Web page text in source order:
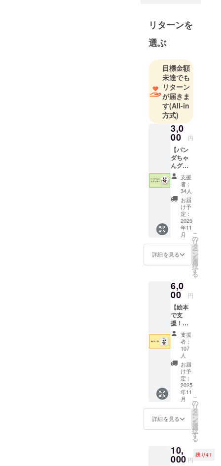
担う子ども
達にやさし
く地震を
ことを目的
とし活動し
ておりま
す。
この絵本
が、能登の
ことを思う
きっかけに
なることを
願っていま
す。
そして、あ
たたかい気
持ちが、ま
た次の誰か
へと繋がっ
ていくこと
を願ってい
ます。
リターンを
選ぶ
目標金額
未達でも
リターン
が届きま
す(All-in
方式)
3,0
00 円
【パン
ダちゃ
んグッ
ズで支
援！ス
テッ
カープ
ラン】
・お礼
のメッ
セージ
・パン
ダちゃ
んのオ
リジナ
ルス
カー１
枚 ・直
径8㎝ ※
画像は
製作中
のイ
メージ
です。
支援
者：
34人
お届
け予
定：
2025
年11
月
詳細を見る
こ
の
リ
タ
ー
ン
を
選
択
す
る
6,0
00 円
【絵本
で支
援！】
・お礼
のメッ
セージ
・「門
前のパ
ンダ
ちゃ
ん」を1
冊お送
りしま
す。
支援
者：
107
人
お届
け予
定：
2025
年11
月
詳細を見る
こ
の
リ
タ
ー
ン
を
選
択
す
る
10,
000 円
残り41